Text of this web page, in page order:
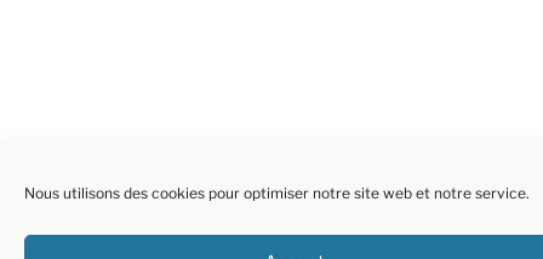
Nous utilisons des cookies pour optimiser notre site web et notre service.